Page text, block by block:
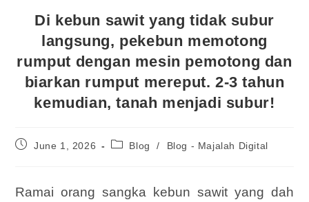
Di kebun sawit yang tidak subur
langsung, pekebun memotong
rumput dengan mesin pemotong dan
biarkan rumput mereput. 2-3 tahun
kemudian, tanah menjadi subur!
June 1, 2026 Blog / Blog - Majalah Digital
Ramai orang sangka kebun sawit yang dah